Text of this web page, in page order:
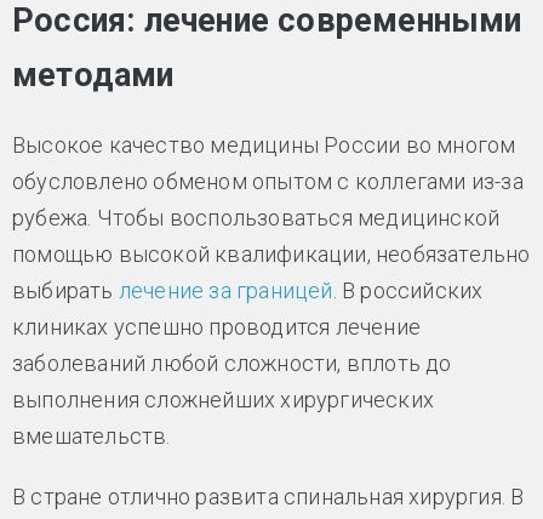
Россия: лечение современными
методами
Высокое качество медицины России во многом
обусловлено обменом опытом с коллегами из-за
рубежа. Чтобы воспользоваться медицинской
помощью высокой квалификации, необязательно
выбирать лечение за границей. В российских
клиниках успешно проводится лечение
заболеваний любой сложности, вплоть до
выполнения сложнейших хирургических
вмешательств.
В стране отлично развита спинальная хирургия. В